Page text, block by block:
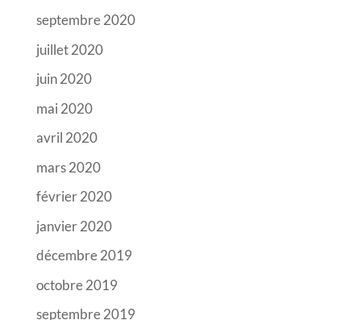
septembre 2020
juillet 2020
juin 2020
mai 2020
avril 2020
mars 2020
février 2020
janvier 2020
décembre 2019
octobre 2019
septembre 2019